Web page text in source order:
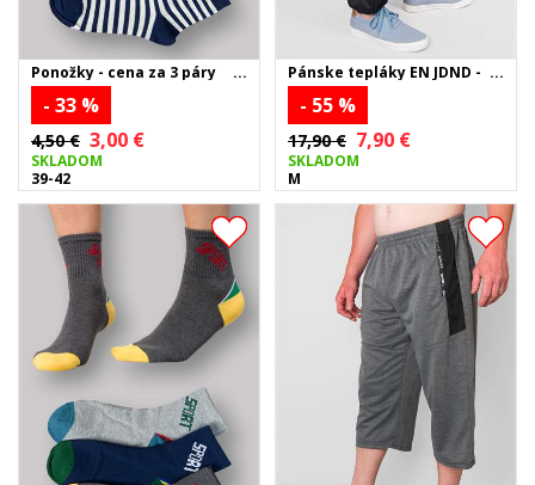
Ponožky - cena za 3 páry
- 33 %
4,50 € 3,00 €
SKLADOM
39-42
Pánske tepláky EN JDND -
čierne
- 55 %
17,90 € 7,90 €
SKLADOM
M